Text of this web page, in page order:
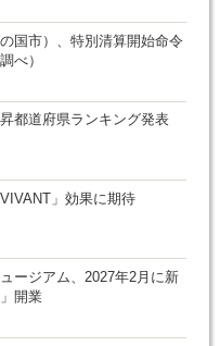
国市）、特別清算開始命令
べ）
都道府県ランキング発表
」効果に期待
ージアム、2027年2月に新
開業